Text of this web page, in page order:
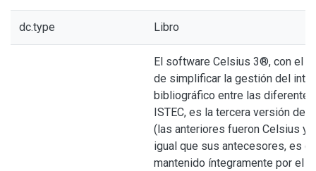
dc.type Libro
El software Celsius 3®, con el
de simplificar la gestión del
bibliográfico entre las
ISTEC, es la tercera versión de
(las anteriores fueron Celsius y
igual que sus antecesores, es
mantenido íntegramente por el